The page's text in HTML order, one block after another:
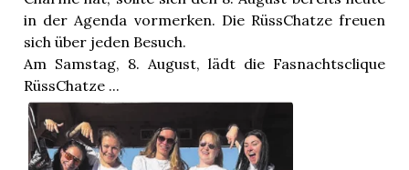
in der Agenda vormerken. Die RüssChatze freuen
sich über jeden Besuch.
Am Samstag, 8. August, lädt die Fasnachtsclique
RüssChatze ...